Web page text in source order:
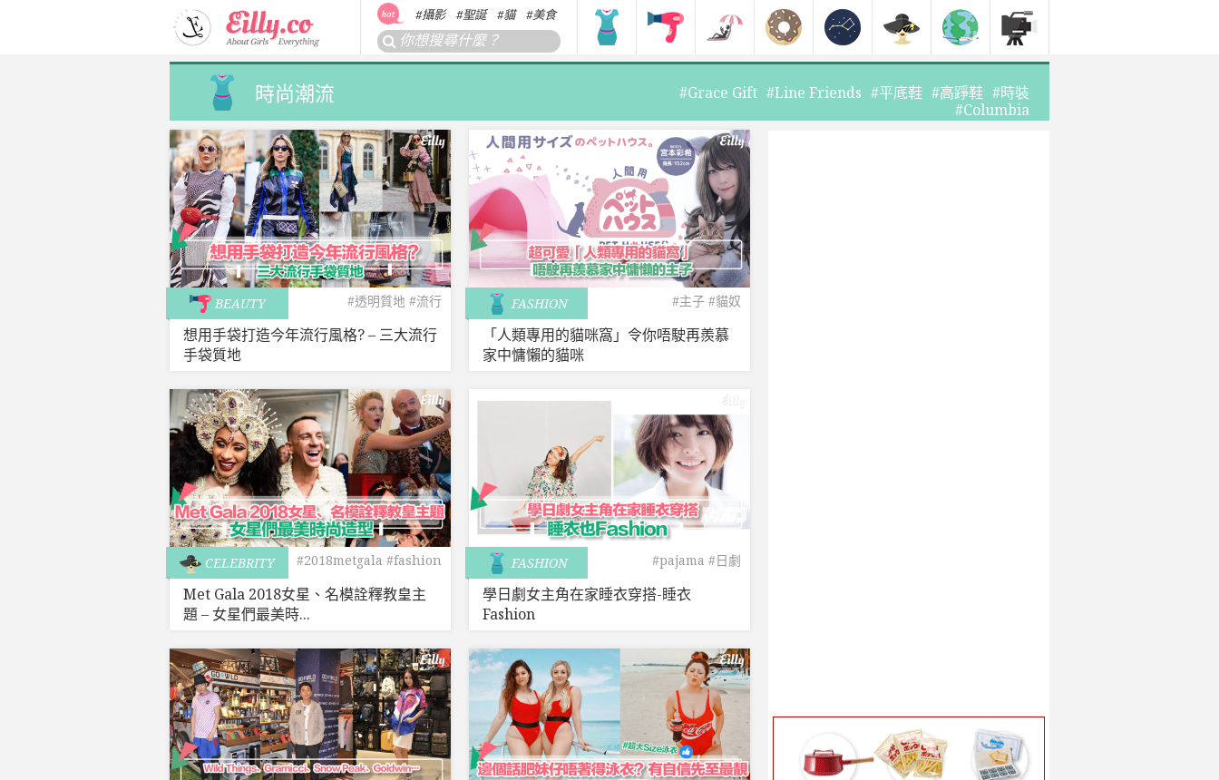
攝影 聖誕 貓 美食 搞笑 香港 韓國
搜
尋
時尚潮流 #Grace Gift #Line Friends #平底鞋 #高踭鞋 #時裝
#Columbia
BEAUTY #透明質地 #流行
想用手袋打造今年流行風格? – 三大流行
手袋質地
FASHION #主子 #貓奴
「人類專用的貓咪窩」令你唔駛再羨慕
家中慵懶的貓咪
CELEBRITY #2018metgala #fashion
Met Gala 2018女星、名模詮釋教皇主
題 – 女星們最美時...
FASHION #pajama #日劇
學日劇女主角在家睡衣穿搭-睡衣
Fashion